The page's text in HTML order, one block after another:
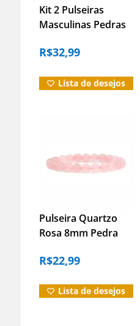
Kit 2 Pulseiras
Masculinas Pedras
Vulcânica 8mm
R$32,99
Lista de desejos
Pulseira Quartzo
Rosa 8mm Pedra
Energia – 19cm
R$22,99
Lista de desejos